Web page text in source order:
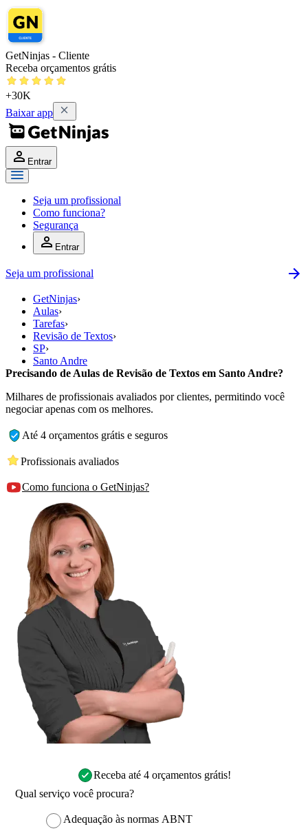
GetNinjas - Cliente
Receba orçamentos grátis
+30K
Baixar app
Entrar
Seja um profissional
Como funciona?
Segurança
Entrar
Seja um profissional
GetNinjas›
Aulas›
Tarefas›
Revisão de Textos›
SP›
Santo Andre
Precisando de Aulas de Revisão de Textos em Santo Andre?
Milhares de profissionais avaliados por clientes, permitindo você
negociar apenas com os melhores.
Até 4 orçamentos grátis e seguros
Profissionais avaliados
Como funciona o GetNinjas?
Receba até 4 orçamentos grátis!
Qual serviço você procura?
Adequação às normas ABNT